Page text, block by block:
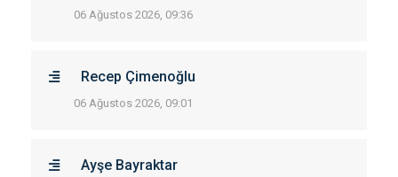
06 Ağustos 2026, 09:36
Recep Çimenoğlu
06 Ağustos 2026, 09:01
Ayşe Bayraktar